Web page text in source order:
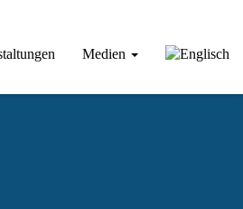
Medien